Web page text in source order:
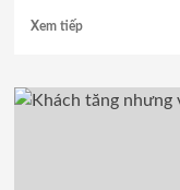
Xem tiếp